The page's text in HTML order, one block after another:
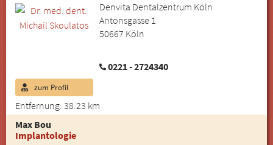
Denvita Dentalzentrum Köln
Antonsgasse 1
50667 Köln
0221 - 2724340
Entfernung: 38.23 km
zum Profil
Max Bou
Implantologie